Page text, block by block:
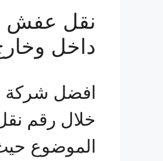
نقل عفش
داخل
افضل شركة
خلال رقم
الموضوع